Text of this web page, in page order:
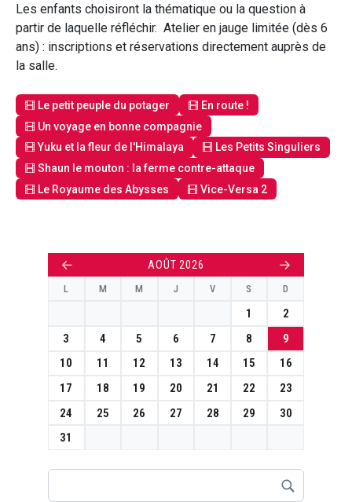
Les enfants choisiront la thématique ou la question à
partir de laquelle réfléchir. Atelier en jauge limitée (dès 6
ans) : inscriptions et réservations directement auprès de
la salle.
Le petit peuple du potager
En route !
Un voyage en bonne compagnie
Yuku et la fleur de l'Himalaya
Les Petits Singuliers
Shaun le mouton : la ferme contre-attaque
Le Royaume des Abysses
Vice-Versa 2
← AOÛT 2026 →
L M M J V S D
1
2
3
4 5 6 7 8
9
10
11 12 13 14 15
16
17
18 19 20 21 22
23
24
25 26 27 28 29
30
31